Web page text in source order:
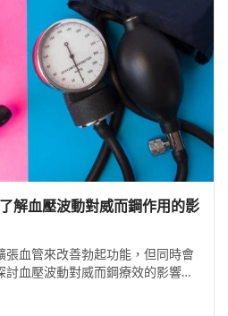
解血壓波動對威而鋼作用的影
張血管來改善勃起功能，但同時會
血壓波動對威而鋼療效的影響，